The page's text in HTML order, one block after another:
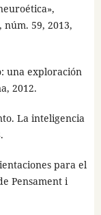
59, 2013,
una exploración
2012.
La inteligencia
para el
Pensament i